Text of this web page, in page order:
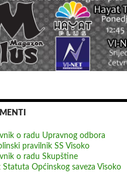
o radu Upravnog odbora
pravilnik SS Visoko
o radu Skupštine
Općinskog saveza Visoko